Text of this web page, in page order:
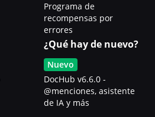
Programa de
recompensas por
errores
¿Qué hay de nuevo?
Nuevo
DocHub v6.6.0 -
@menciones, asistente
de IA y más